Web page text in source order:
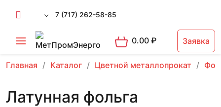
7 (717) 262-58-85
0.00₽ Заявка
Главная Каталог Цветной металлопрокат
Латунная фольга